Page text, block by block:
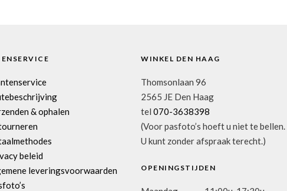
& ophalen
beleid
leveringsvoorwaarden
WINKEL DEN HAAG
Thomsonlaan 96
2565 JE Den Haag
tel 070-3638398
(Voor pasfoto’s hoeft u niet te bellen.
U kunt zonder afspraak terecht.)
OPENINGSTIJDEN